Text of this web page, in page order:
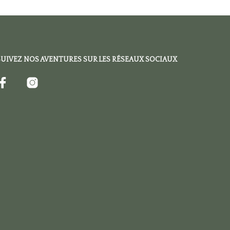
NOS AVENTURES SUR LES RÉSEAUX SOCIAUX